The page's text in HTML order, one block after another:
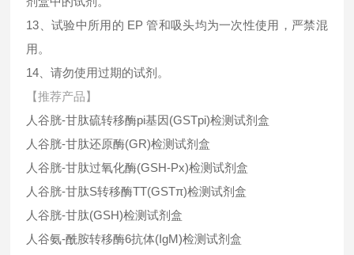
13、试验中所用的 EP 管和吸头均为一次性使用，严禁混
用。
14、请勿使用过期的试剂。
【推荐产品】
人谷胱-甘肽硫转移酶pi基因(GSTpi)检测试剂盒
人谷胱-甘肽还原酶(GR)检测试剂盒
人谷胱-甘肽过氧化酶(GSH-Px)检测试剂盒
人谷胱-甘肽S转移酶TT(GSTπ)检测试剂盒
人谷胱-甘肽(GSH)检测试剂盒
人谷氨-酰胺转移酶6抗体(IgM)检测试剂盒